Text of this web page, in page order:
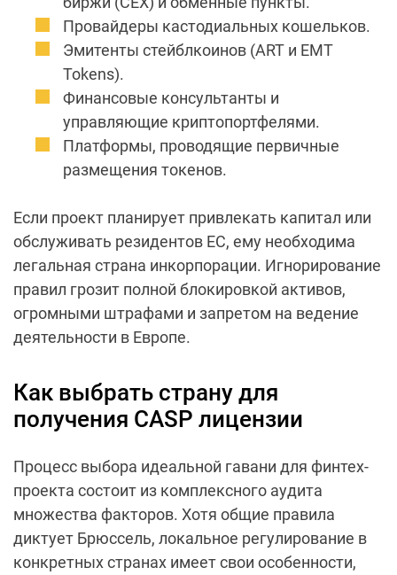
Провайдеры кастодиальных кошельков.
Эмитенты стейблкоинов (ART и EMT
Tokens).
Финансовые консультанты и
управляющие криптопортфелями.
Платформы, проводящие первичные
размещения токенов.
Если проект планирует привлекать капитал или
обслуживать резидентов ЕС, ему необходима
легальная страна инкорпорации. Игнорирование
правил грозит полной блокировкой активов,
огромными штрафами и запретом на ведение
деятельности в Европе.
Как выбрать страну для
получения CASP лицензии
Процесс выбора идеальной гавани для финтех-
проекта состоит из комплексного аудита
множества факторов. Хотя общие правила
диктует Брюссель, локальное регулирование в
конкретных странах имеет свои особенности,